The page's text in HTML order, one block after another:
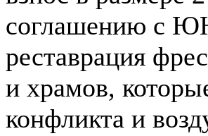
соглашению с
реставрация
и храмов,
конфликта и